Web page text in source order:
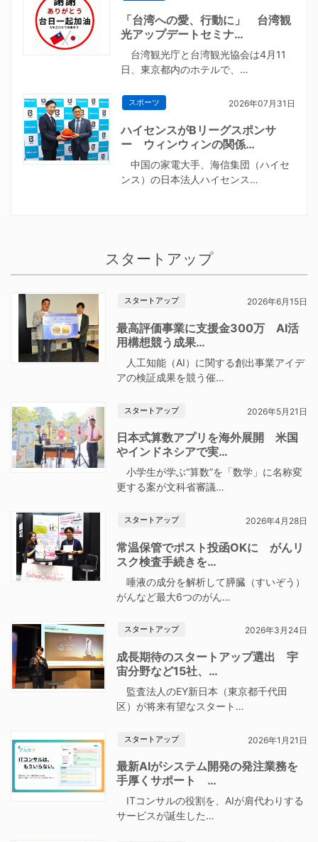
「台湾への愛、行動に」 台湾観
光アップデートセミナ…
台湾観光庁と台湾観光協会は4月11
日、東京都内のホテルで、…
スポーツ 2026年07月31日
ハイセンスがBリーグスポンサ
ー ウィンウィンの関係…
中国の家電大手、海信集団（ハイセ
ンス）の日本法人ハイセンス…
スタートアップ
スタートアップ 2026年6月15日
最高評価事業に支援金300万 AI活
用構想競う成果…
人工知能（AI）に関する創出事業アイデ
アの検証成果を競う催…
スタートアップ 2026年5月21日
日本式算数アプリを海外展開 米国
やインドネシアで実…
小学生が学ぶ“算数”を「数学」に名称変
更する案が文科省審議…
スタートアップ 2026年4月28日
常温保管でポスト投函OKに がんリ
スク検査手続きを…
唾液の成分を解析して膵臓（すいぞう）
がんなど最大6つのがん…
スタートアップ 2026年3月24日
成長期待のスタートアップ選出 宇
宙分野など15社、…
監査法人のEY新日本（東京都千代田
区）が将来有望なスタート…
スタートアップ 2026年1月21日
最新AIがシステム開発の発注業務を
手厚くサポート …
ITコンサルの役割を、AIが肩代わりする
サービスが誕生した…